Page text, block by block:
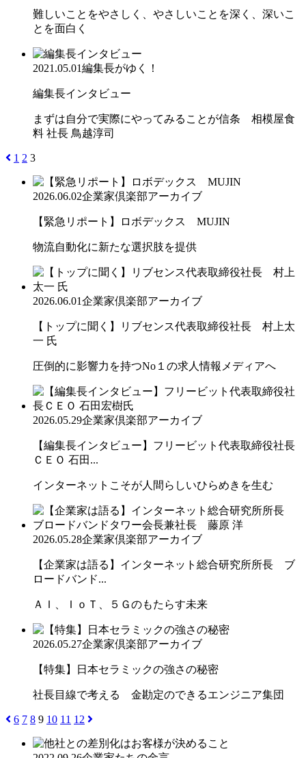
難しいことをやさしく、やさしいことを深く、深いこ
とを面白く
2021.05.01編集長がゆく！
編集長インタビュー
まずは自分で実際にやってみることが信条 相模屋食
料 社長 鳥越淳司
1 2 3
2026.06.02企業家倶楽部アーカイブ
【緊急リポート】ロボデックス MUJIN
物流自動化に新たな選択肢を提供
2026.06.01企業家倶楽部アーカイブ
【トップに聞く】リブセンス代表取締役社長 村上太
一 氏
圧倒的に影響力を持つNo１の求人情報メディアへ
2026.05.29企業家倶楽部アーカイブ
【編集長インタビュー】フリービット代表取締役社長
ＣＥＯ 石田...
インターネットこそが人間らしいひらめきを生む
2026.05.28企業家倶楽部アーカイブ
【企業家は語る】インターネット総合研究所所長 ブ
ロードバンド...
ＡＩ、ＩｏＴ、５Ｇのもたらす未来
2026.05.27企業家倶楽部アーカイブ
【特集】日本セラミックの強さの秘密
社長目線で考える 金勘定のできるエンジニア集団
6 7 8 9 10 11 12